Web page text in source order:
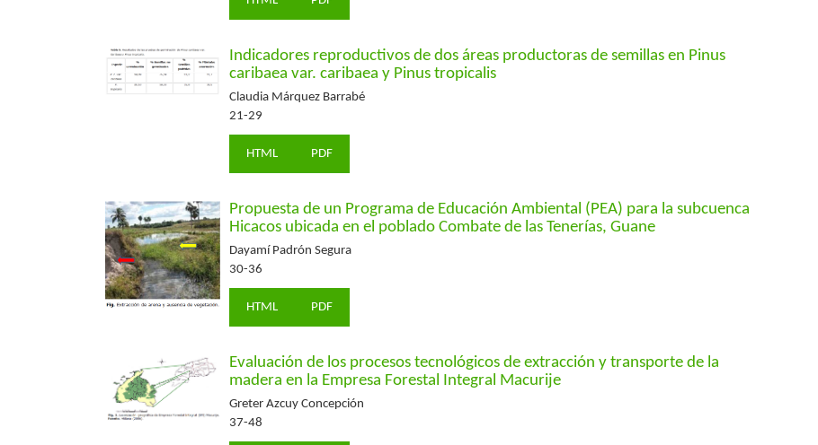
Indicadores reproductivos de dos áreas productoras de semillas en Pinus
caribaea var. caribaea y Pinus tropicalis
Claudia Márquez Barrabé
21-29
HTML PDF
Propuesta de un Programa de Educación Ambiental (PEA) para la subcuenca
Hicacos ubicada en el poblado Combate de las Tenerías, Guane
Dayamí Padrón Segura
30-36
HTML PDF
Evaluación de los procesos tecnológicos de extracción y transporte de la
madera en la Empresa Forestal Integral Macurije
Greter Azcuy Concepción
37-48